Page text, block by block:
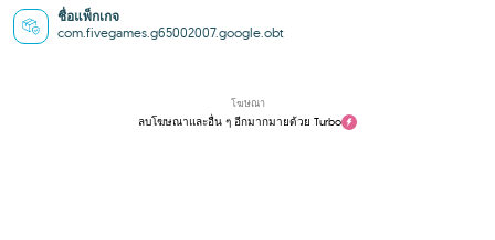
ชื่อแพ็กเกจ
com.fivegames.g65002007.google.obt
โฆษณา
ลบโฆษณาและอื่น ๆ อีกมากมายด้วย Turbo